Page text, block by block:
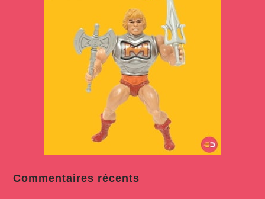
Commentaires récents